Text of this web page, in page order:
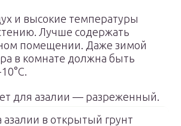
и высокие температуры
Лучше содержать
помещении. Даже зимой
в комнате должна быть
для азалии — разреженный.
азалии в открытый грунт